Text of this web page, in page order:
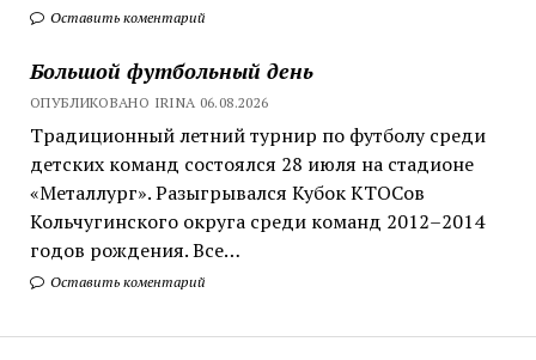
Оставить коментарий
Большой футбольный день
ОПУБЛИКОВАНО IRINA 06.08.2026
Традиционный летний турнир по футболу среди
детских команд состоялся 28 июля на стадионе
«Металлург». Разыгрывался Кубок КТОСов
Кольчугинского округа среди команд 2012–2014
годов рождения. Все…
Оставить коментарий